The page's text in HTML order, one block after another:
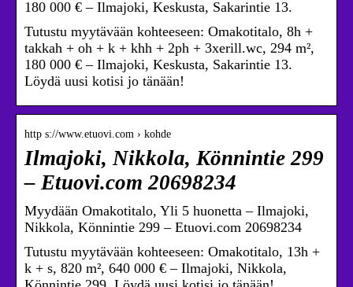
180 000 € – Ilmajoki, Keskusta, Sakarintie 13.
Tutustu myytävään kohteeseen: Omakotitalo, 8h +
takkah + oh + k + khh + 2ph + 3xerill.wc, 294 m²,
180 000 € – Ilmajoki, Keskusta, Sakarintie 13.
Löydä uusi kotisi jo tänään!
http s://www.etuovi.com › kohde
Ilmajoki, Nikkola, Könnintie 299
– Etuovi.com 20698234
Myydään Omakotitalo, Yli 5 huonetta – Ilmajoki,
Nikkola, Könnintie 299 – Etuovi.com 20698234
Tutustu myytävään kohteeseen: Omakotitalo, 13h +
k + s, 820 m², 640 000 € – Ilmajoki, Nikkola,